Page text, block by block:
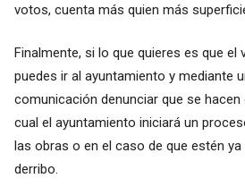
votos, cuenta más quien más
Finalmente, si lo que quieres es que el
puedes ir al ayuntamiento y mediante
comunicación denunciar que se
cual el ayuntamiento iniciará un
las obras o en el caso de que estén
derribo.